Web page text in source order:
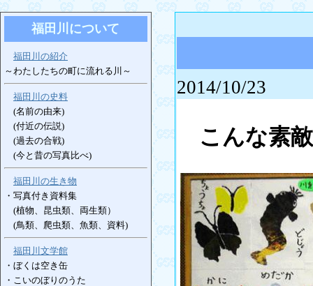
福田川について
福田川の紹介
～わたしたちの町に流れる川～
福田川の史料
(名前の由来)
(付近の伝説)
(過去の合戦)
(今と昔の写真比べ)
福田川の生き物
・写真付き資料集
(植物、昆虫類、両生類）
(鳥類、爬虫類、魚類、資料)
福田川文学館
・ぼくは空き缶
・こいのぼりのうた
2014/10/23
こんな素